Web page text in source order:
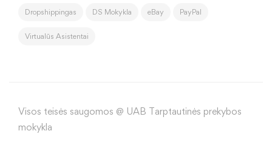
Dropshippingas DS Mokykla eBay PayPal
Virtualūs Asistentai
Visos teisės saugomos @ UAB Tarptautinės prekybos
mokykla